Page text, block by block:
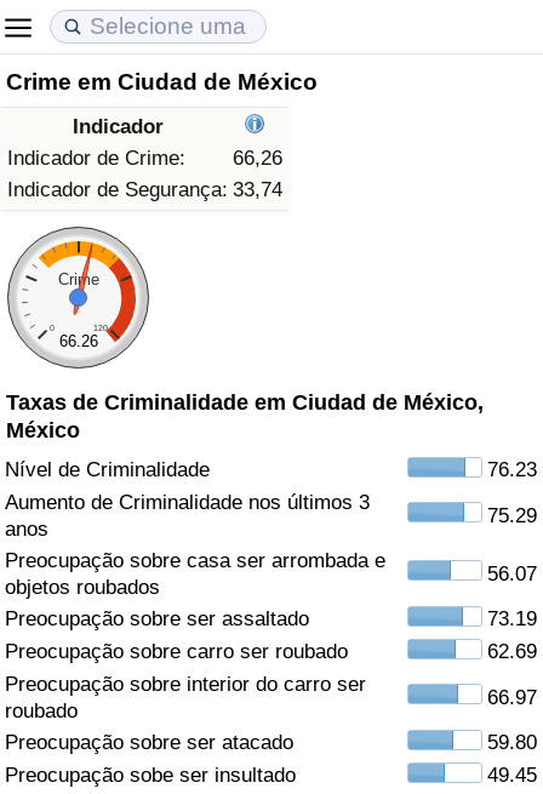
Crime em Ciudad de México
Indicador
Indicador de Crime:
66,26
Indicador de Segurança: 33,74
Crime
0 120
66.26
Taxas de Criminalidade em Ciudad de México,
México
Nível de Criminalidade
76.23
Aumento de Criminalidade nos últimos 3
anos
75.29
Preocupação sobre casa ser arrombada e
objetos roubados
56.07
Preocupação sobre ser assaltado
73.19
Preocupação sobre carro ser roubado
62.69
Preocupação sobre interior do carro ser
roubado
66.97
Preocupação sobre ser atacado
59.80
Preocupação sobe ser insultado
49.45
Custo de Vida
Indicador de Custo de Vida (Atual)
Indicador de Custo de Vida
Indicador de Custo de Vida Por País
em Aqaba
Preços de Imóveis
Indicador de Preços de Imóveis (Atual)
Indicador de Preços de Imóveis
Indicador de Preços de Imóveis por País
Qualidade de Vida
Indicador de Qualidade de Vida
Indicador de Qualidade de Vida (Atual)
Índice de qualidade de vida por país
Crime
Taxa do Indicador de Crime (Atual)
Indicador de Crime
Índice de criminalidade por país
Saúde
Indicador de Saúde (Atual)
Indicador de Saúde
Indicador de Saúde por País